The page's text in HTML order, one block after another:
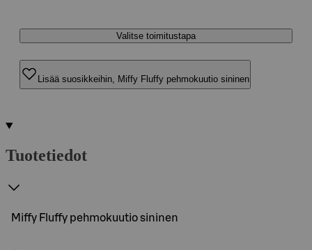
Valitse toimitustapa
Lisää suosikkeihin, Miffy Fluffy pehmokuutio sininen
Tuotetiedot
Miffy Fluffy pehmokuutio sininen